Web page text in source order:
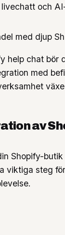
och
med djup
help chat bör
med
av
Shopify-
viktiga steg